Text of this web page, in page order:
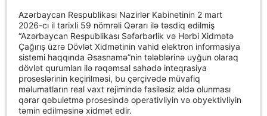
Azərbaycan Respublikası Nazirlər Kabinetinin 2 mart
2026-cı il tarixli 59 nömrəli Qərarı ilə təsdiq edilmiş
“Azərbaycan Respublikası Səfərbərlik və Hərbi Xidmətə
Çağırış üzrə Dövlət Xidmətinin vahid elektron informasiya
sistemi haqqında Əsasnamə”nin tələblərinə uyğun olaraq
dövlət qurumları ilə rəqəmsal sahədə inteqrasiya
proseslərinin keçirilməsi, bu çərçivədə müvafiq
məlumatların real vaxt rejimində fasiləsiz əldə olunması
qərar qəbuletmə prosesində operativliyin və obyektivliyin
təmin edilməsinə xidmət edir.